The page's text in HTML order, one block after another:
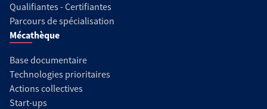
Qualifiantes - Certifiantes
Parcours de spécialisation
Mécathèque
Base documentaire
Technologies prioritaires
Actions collectives
Start-ups